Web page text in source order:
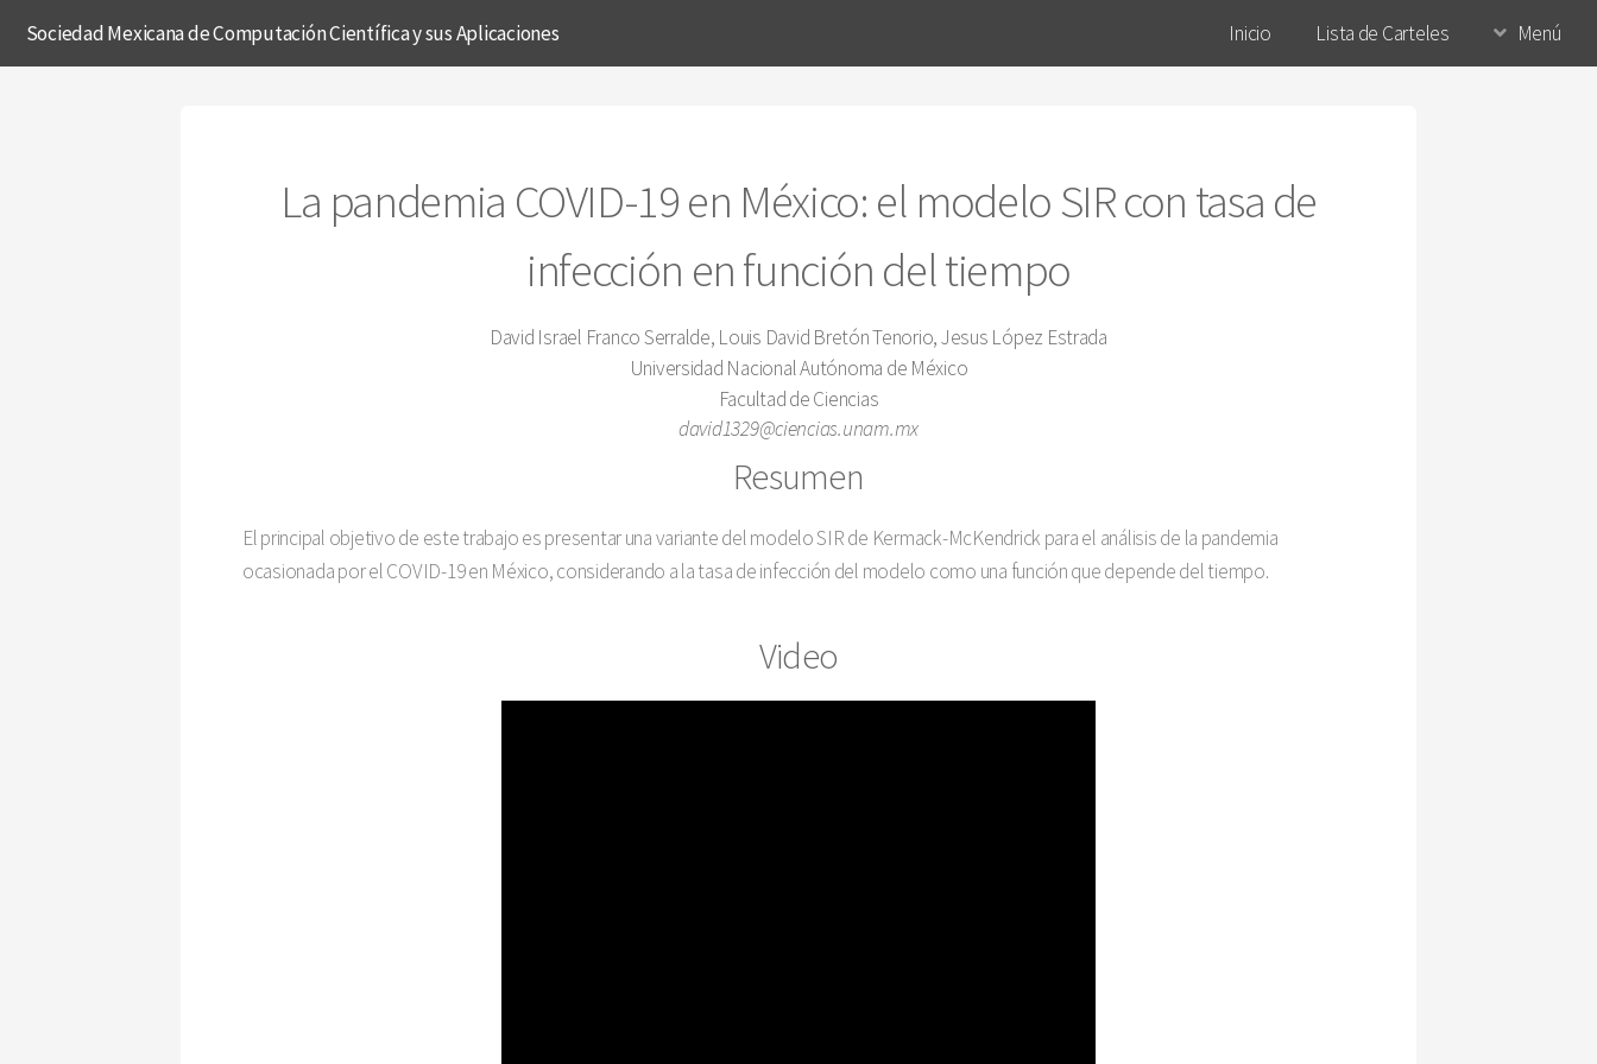
Sociedad Mexicana de Computación Científica y sus Aplicaciones Inicio Lista de Carteles Menú
La pandemia COVID-19 en México: el modelo SIR con tasa de
infección en función del tiempo
David Israel Franco Serralde, Louis David Bretón Tenorio, Jesus López Estrada
Universidad Nacional Autónoma de México
Facultad de Ciencias
david1329@ciencias.unam.mx
Resumen
El principal objetivo de este trabajo es presentar una variante del modelo SIR de Kermack-McKendrick para el análisis de la pandemia
ocasionada por el COVID-19 en México, considerando a la tasa de infección del modelo como una función que depende del tiempo.
Video